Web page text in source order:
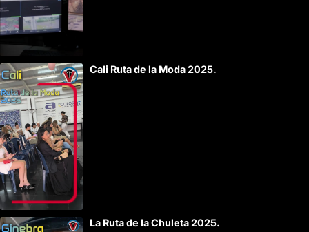
Cali Ruta de la Moda 2025.
La Ruta de la Chuleta 2025.